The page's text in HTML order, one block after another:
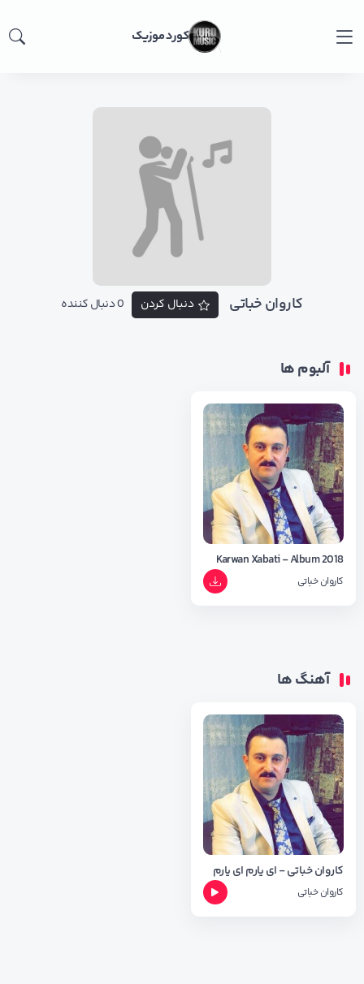
کورد موزیک
کاروان خباتی دنبال کردن 0 دنبال کننده
آلبوم ها
Karwan Xabati - Album 2018
کاروان خباتی
آهنگ ها
کاروان خباتی - ای یارم ای یارم
کاروان خباتی